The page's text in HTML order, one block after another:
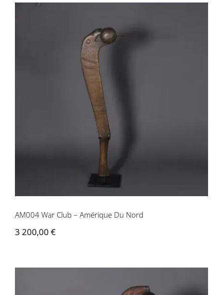
AM004 War Club – Amérique Du Nord
AM004 War Club – Amérique Du Nord
3 200,00 €